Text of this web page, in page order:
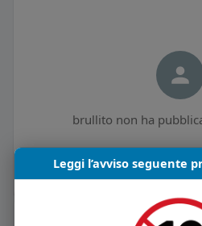
brullito non ha
Informazioni Utente
Leggi l’avviso seguente